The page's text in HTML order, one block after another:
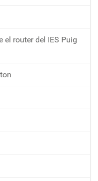
el router del IES Puig